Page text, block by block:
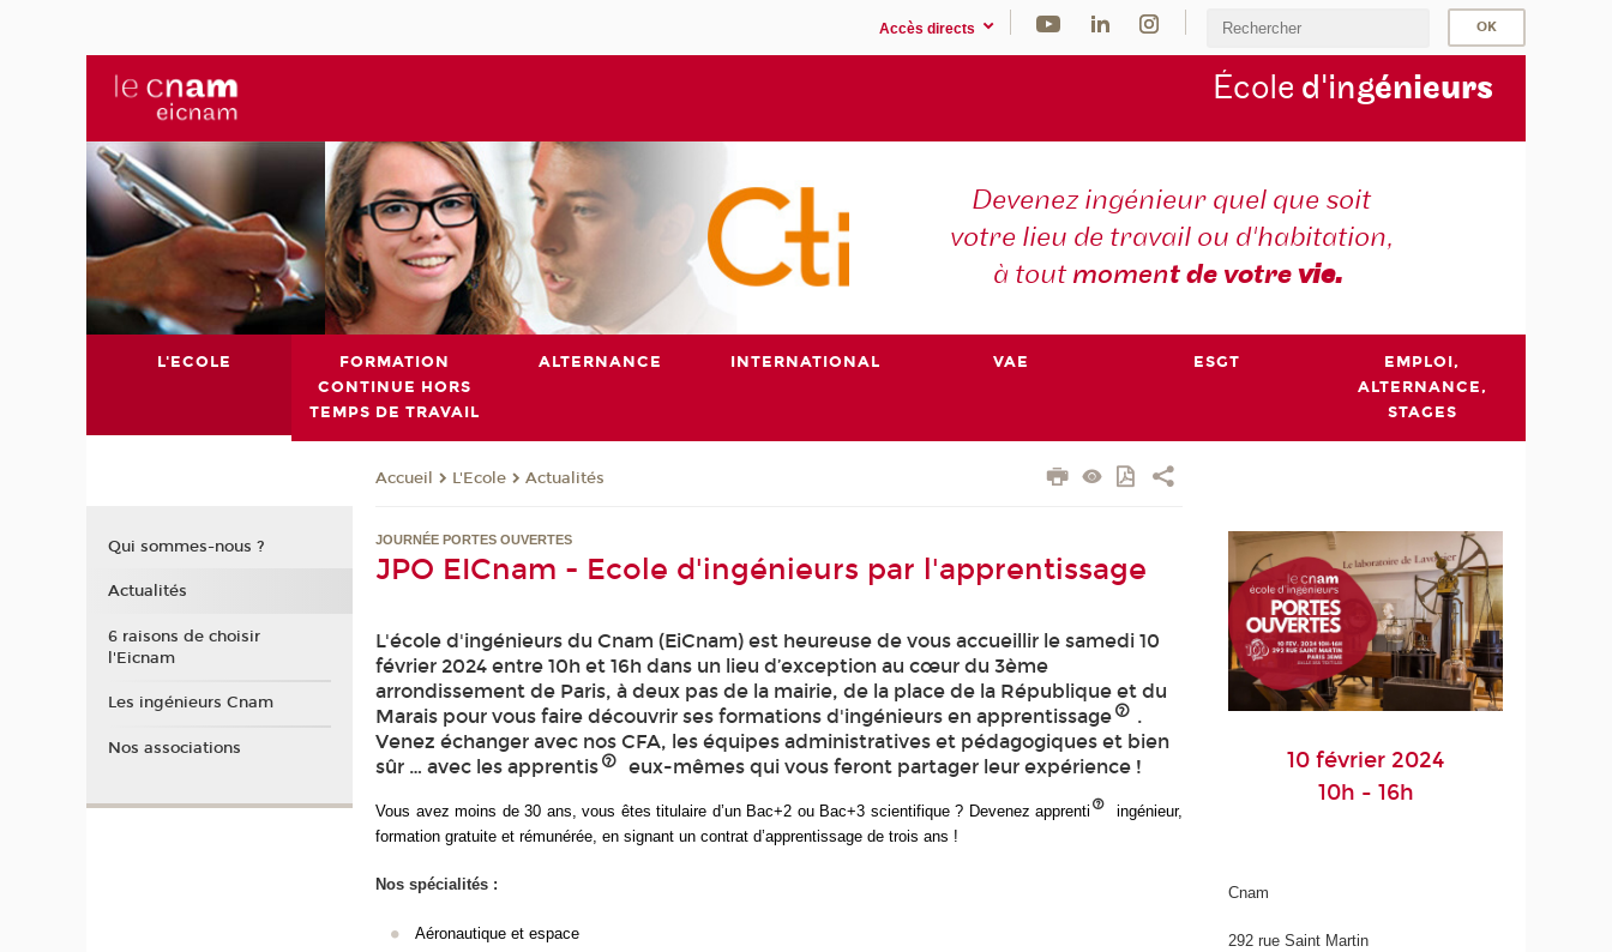
Accès directs
École d'ingénieurs
Devenez ingénieur quel que soit
votre lieu de travail ou d'habitation,
à toutmoment de votrevie.
L'ECOLE
FORMATION
CONTINUE HORS
TEMPS DE TRAVAIL
ALTERNANCE INTERNATIONAL VAE ESGT
EMPLOI,
ALTERNANCE,
STAGES
Accueil L'Ecole Actualités
JOURNÉE PORTES OUVERTES
JPO EICnam - Ecole d'ingénieurs par l'apprentissage
L'école d'ingénieurs du Cnam (EiCnam) est heureuse de vous accueillir le samedi 10
février 2024 entre 10h et 16h dans un lieu d’exception au cœur du 3ème
arrondissement de Paris, à deux pas de la mairie, de la place de la République et du
Marais pour vous faire découvrir ses formations d'ingénieurs en apprentissage
.
Venez échanger avec nos CFA, les équipes administratives et pédagogiques et bien
sûr … avec les apprentis
eux-mêmes qui vous feront partager leur expérience !
Vous avez moins de 30 ans, vous êtes titulaire d’un Bac+2 ou Bac+3 scientifique ? Devenez apprenti
ingénieur,
formation gratuite et rémunérée, en signant un contrat d’apprentissage de trois ans !
Nos spécialités :
Aéronautique et espace
10 février 2024
10h - 16h
Cnam
292 rue Saint Martin
Qui sommes-nous ?
Actualités
6 raisons de choisir
l'Eicnam
Les ingénieurs Cnam
Nos associations